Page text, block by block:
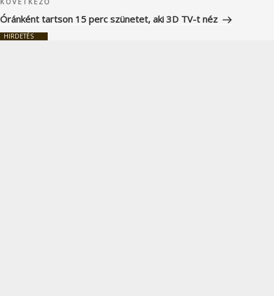
Következő
bejegyzés
Óránként tartson 15 perc szünetet, aki 3D TV-t néz
HIRDETÉS